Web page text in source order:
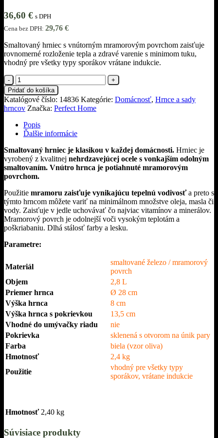
36,60 € s DPH
Cena bez DPH: 29,76 €
Smaltovaný hrniec s vnútorným mramorovým povrchom zaisťuje
rovnomerné rozloženie tepla a zdravé varenie s minimom tuku,
vhodný pre všetky typy sporákov vrátane indukcie.
množstvo
Smaltovaný
nízky
hrniec
s
pokrievkou
2,8
28cm
Perfect
Home
Pridať do košíka
Katalógové číslo: 14836 Kategórie: Domácnosť, Hrnce a sady
hrncov Značka: Perfect Home
Popis
Ďalšie informácie
Smaltovaný hrniec je klasikou v každej domácnosti. Hrniec je
vyrobený z kvalitnej nehrdzavejúcej ocele s vonkajším odolným
smaltovaním. Vnútro hrnca je potiahnuté mramorovým
povrchom.
Použitie mramoru zaisťuje vynikajúcu tepelnú vodivosťa preto s
týmto hrncom môžete variť na minimálnom množstve oleja, masla či
vody. Zaisťuje v jedle uchovávať čo najviac vitamínov a minerálov.
Mramorový povrch je odolnejší voči vysokým teplotám a
poškriabaniu. Dlhá stálosť farby a lesku.
Parametre:
Materiál
smaltované železo / mramorový
povrch
Objem
2,8 L
Priemer hrnca
Ø 28 cm
Výška hrnca
8 cm
Výška hrnca s pokrievkou
13,5 cm
Vhodné do umývačky riadu
nie
Pokrievka
sklenená s otvorom na únik pary
Farba
biela (vzor oliva)
Hmotnosť
2,4 kg
Použitie
vhodný pre všetky typy
sporákov, vrátane indukcie
Hmotnosť 2,40 kg
Súvisiace produkty